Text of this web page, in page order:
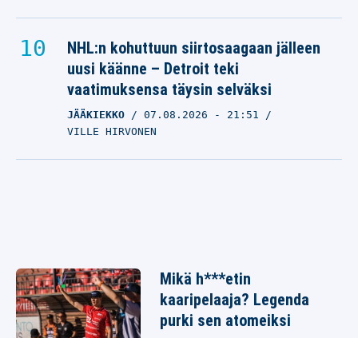
NHL:n kohuttuun siirtosaagaan jälleen
uusi käänne – Detroit teki
vaatimuksensa täysin selväksi
JÄÄKIEKKO 07.08.2026 - 21:51
VILLE HIRVONEN
Mikä h***etin
kaaripelaaja? Legenda
purki sen atomeiksi